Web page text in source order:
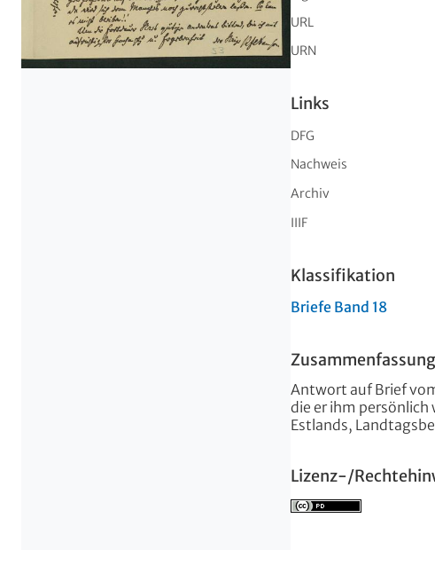
URL
URN
Links
DFG
Nachweis
Archiv
IIIF
Klassifikation
Briefe Band 18
Zusammenfassung
Antwort auf Brief
die er ihm
Estlands,
Lizenz-/